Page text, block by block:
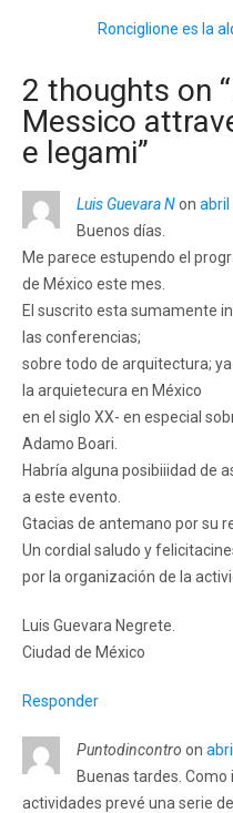
Ronciglione es la
2 thoughts on “
Messico
e legami”
Luis Guevara Non abril
Buenos días.
Me parece estupendo el
de México este mes.
El suscrito esta sumamente
las conferencias;
sobre todo de arquitectura;
la arquietecura en México
en el siglo XX- en especial
Adamo Boari.
Habría alguna posibiiidad de
a este evento.
Gtacias de antemano por su
Un cordial saludo y
por la organización de la
Luis Guevara Negrete.
Ciudad de México
Responder
Puntodincontro on
Buenas tardes. Como
actividades prevé una serie